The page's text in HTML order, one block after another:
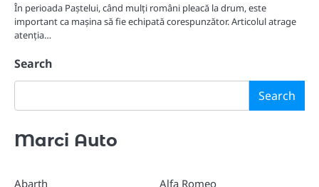
În perioada Paștelui, când mulți români pleacă la drum, este
important ca mașina să fie echipată corespunzător. Articolul atrage
atenția…
Search
Search
Marci Auto
Abarth
Alfa Romeo